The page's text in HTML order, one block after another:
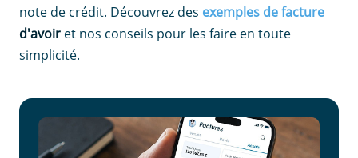
note de crédit. Découvrez des exemples de facture
d'avoir et nos conseils pour les faire en toute
simplicité.